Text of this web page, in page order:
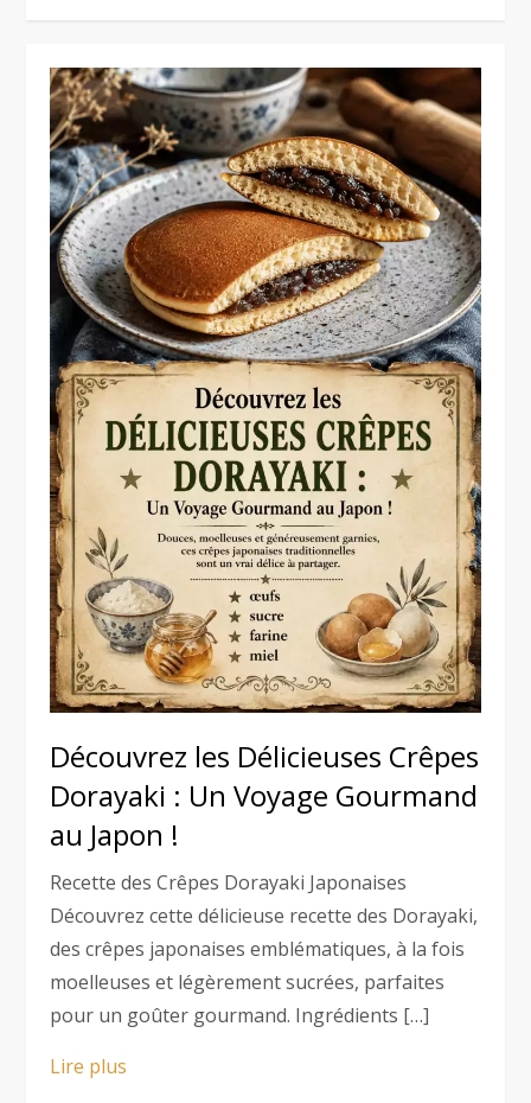
Découvrez les Délicieuses Crêpes
Dorayaki : Un Voyage Gourmand
au Japon !
Recette des Crêpes Dorayaki Japonaises
Découvrez cette délicieuse recette des Dorayaki,
des crêpes japonaises emblématiques, à la fois
moelleuses et légèrement sucrées, parfaites
pour un goûter gourmand. Ingrédients […]
Lire plus